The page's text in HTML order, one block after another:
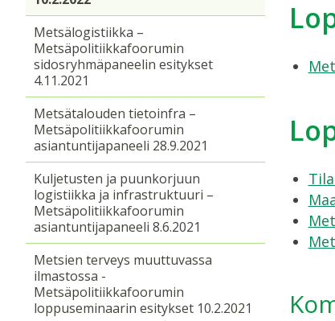
Metsälogistiikka –
Metsäpolitiikkafoorumin
sidosryhmäpaneelin esitykset
4.11.2021
Metsätalouden tietoinfra –
Metsäpolitiikkafoorumin
asiantuntijapaneeli 28.9.2021
Kuljetusten ja puunkorjuun
logistiikka ja infrastruktuuri –
Metsäpolitiikkafoorumin
asiantuntijapaneeli 8.6.2021
Metsien terveys muuttuvassa
ilmastossa -
Metsäpolitiikkafoorumin
loppuseminaarin esitykset 10.2.2021